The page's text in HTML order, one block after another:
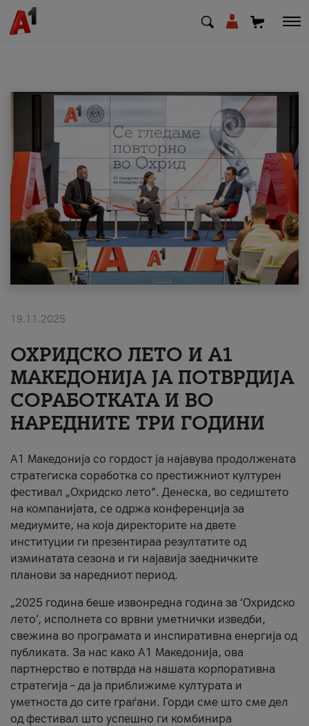
МК SQ
Приватни Деловни
Поддршка
Надополни кредит
#ПодобарОнлајн
19.11.2025
ОХРИДСКО ЛЕТО И A1
МАКЕДОНИЈА ЈА ПОТВРДИЈА
СОРАБОТКАТА И ВО
НАРЕДНИТЕ ТРИ ГОДИНИ
A1 Македонија со гордост ја најавува продолжената
стратегиска соработка со престижниот културен
фестивал „Охридско лето“. Денеска, во седиштето
на компанијата, се одржа конференција за
медиумите, на која директорите на двете
институции ги презентираа резултатите од
изминатата сезона и ги најавија заедничките
планови за наредниот период.
„2025 година беше извонредна година за ‘Охридско
лето’, исполнета со врвни уметнички изведби,
свежина во програмата и инспиративна енергија од
публиката. За нас како A1 Македонија, ова
партнерство е потврда на нашата корпоративна
стратегија – да ја приближиме културата и
уметноста до сите граѓани. Горди сме што сме дел
од фестивал што успешно ги комбинира